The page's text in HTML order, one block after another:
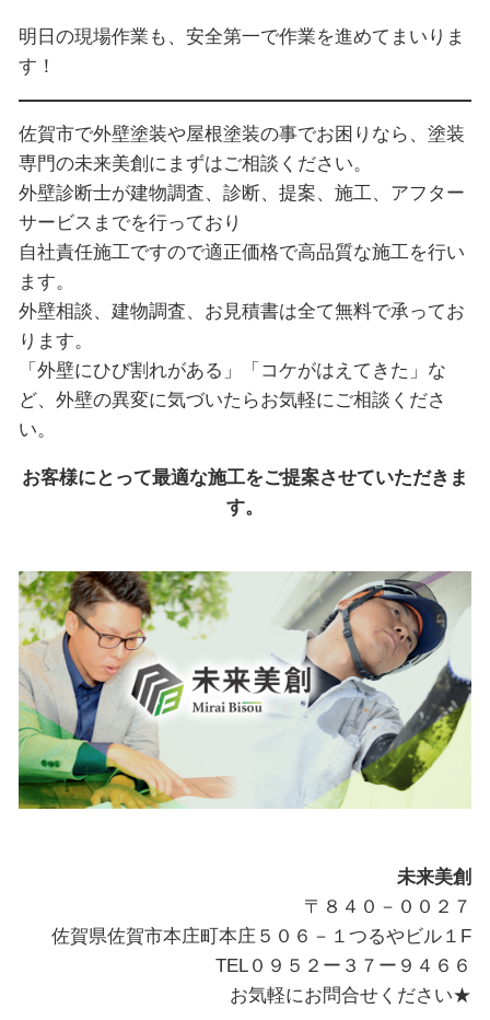
明日の現場作業も、安全第一で作業を進めてまいりま
す！
佐賀市で外壁塗装や屋根塗装の事でお困りなら、塗装
専門の未来美創にまずはご相談ください。
外壁診断士が建物調査、診断、提案、施工、アフター
サービスまでを行っており
自社責任施工ですので適正価格で高品質な施工を行い
ます。
外壁相談、建物調査、お見積書は全て無料で承ってお
ります。
「外壁にひび割れがある」「コケがはえてきた」な
ど、外壁の異変に気づいたらお気軽にご相談くださ
い。
お客様にとって最適な施工をご提案させていただきま
す。
未来美創
〒８４０－００２７
佐賀県佐賀市本庄町本庄５０６－１つるやビル１F
TEL０９５２ー３７ー９４６６
お気軽にお問合せください★